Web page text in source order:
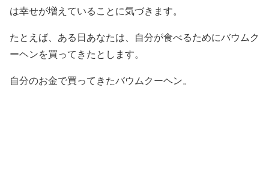
は幸せが増えていることに気づきます。
たとえば、ある日あなたは、自分が食べるためにバウムク
ーヘンを買ってきたとします。
自分のお金で買ってきたバウムクーヘン。